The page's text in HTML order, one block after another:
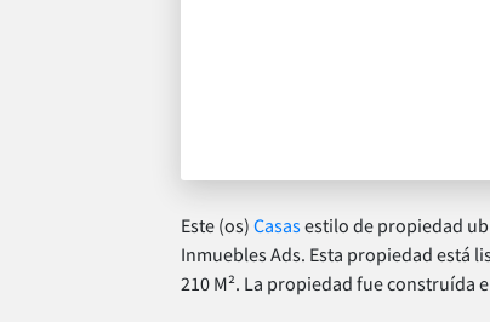
Este (os)Casas estilo de propiedad
Inmuebles Ads. Esta propiedad está
210 M². La propiedad fue construída